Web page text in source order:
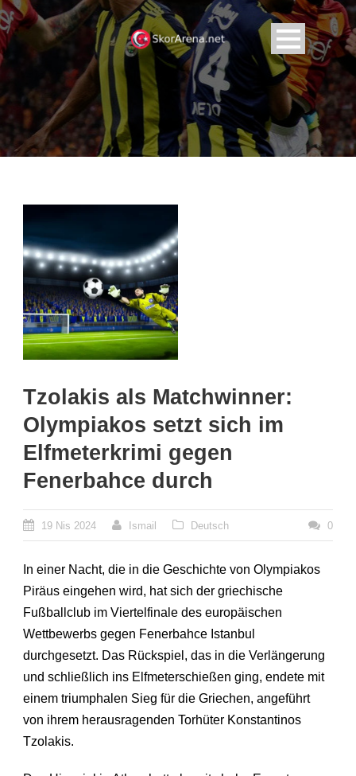
Tzolakis als Matchwinner:
Olympiakos setzt sich im
Elfmeterkrimi gegen
Fenerbahce durch
19 Nis 2024 Ismail Deutsch 0
In einer Nacht, die in die Geschichte von Olympiakos
Piräus eingehen wird, hat sich der griechische
Fußballclub im Viertelfinale des europäischen
Wettbewerbs gegen Fenerbahce Istanbul
durchgesetzt. Das Rückspiel, das in die Verlängerung
und schließlich ins Elfmeterschießen ging, endete mit
einem triumphalen Sieg für die Griechen, angeführt
von ihrem herausragenden Torhüter Konstantinos
Tzolakis.